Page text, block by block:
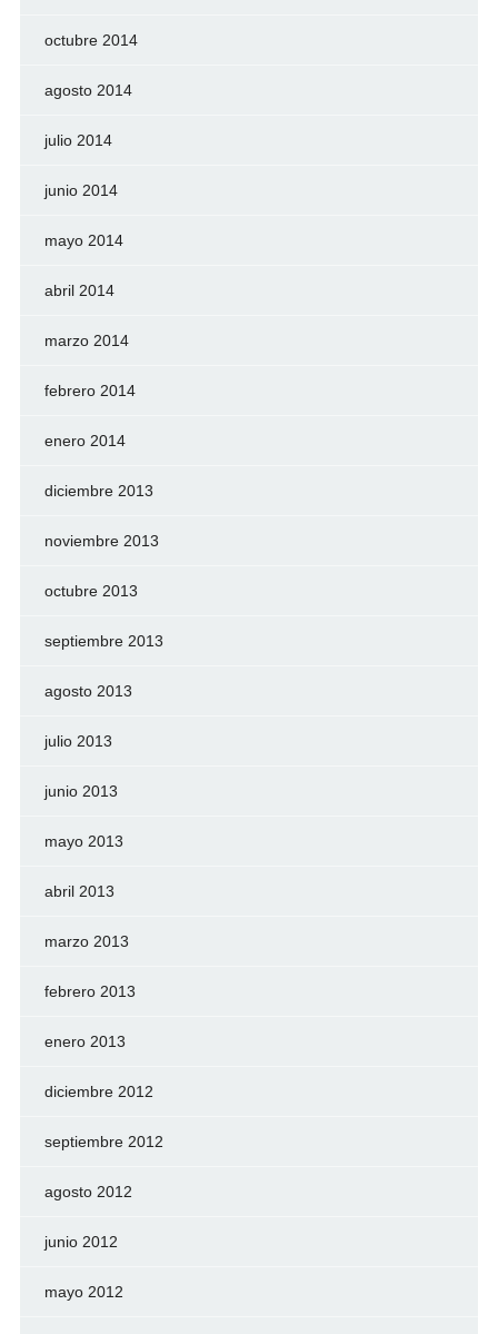
octubre 2014
agosto 2014
julio 2014
junio 2014
mayo 2014
abril 2014
marzo 2014
febrero 2014
enero 2014
diciembre 2013
noviembre 2013
octubre 2013
septiembre 2013
agosto 2013
julio 2013
junio 2013
mayo 2013
abril 2013
marzo 2013
febrero 2013
enero 2013
diciembre 2012
septiembre 2012
agosto 2012
junio 2012
mayo 2012